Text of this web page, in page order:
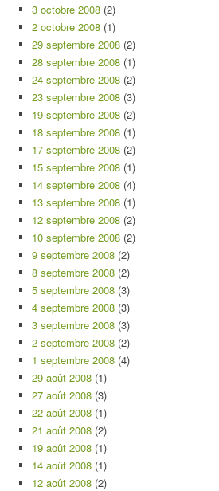
3 octobre 2008 (2)
2 octobre 2008 (1)
29 septembre 2008 (2)
28 septembre 2008 (1)
24 septembre 2008 (2)
23 septembre 2008 (3)
19 septembre 2008 (2)
18 septembre 2008 (1)
17 septembre 2008 (2)
15 septembre 2008 (1)
14 septembre 2008 (4)
13 septembre 2008 (1)
12 septembre 2008 (2)
10 septembre 2008 (2)
9 septembre 2008 (2)
8 septembre 2008 (2)
5 septembre 2008 (3)
4 septembre 2008 (3)
3 septembre 2008 (3)
2 septembre 2008 (2)
1 septembre 2008 (4)
29 août 2008 (1)
27 août 2008 (3)
22 août 2008 (1)
21 août 2008 (2)
19 août 2008 (1)
14 août 2008 (1)
12 août 2008 (2)